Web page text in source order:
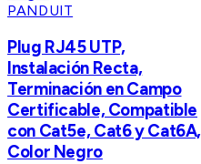
PANDUIT
Plug RJ45 UTP,
Instalación Recta,
Terminación en Campo
Certificable, Compatible
con Cat5e, Cat6 y Cat6A,
Color Negro